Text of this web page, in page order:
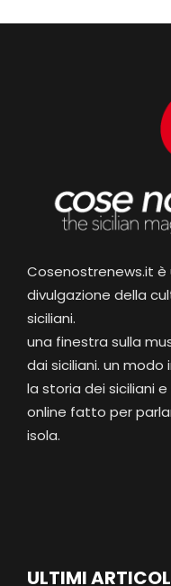
Cosenostrenews.it è
divulgazione della
siciliani.
una finestra sulla
dai siciliani. un
la storia dei siciliani
online fatto per
isola.
ULTIMI